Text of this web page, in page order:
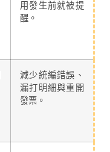
用發生前就被提
醒。
減少統編錯誤、
漏打明細與重開
發票。